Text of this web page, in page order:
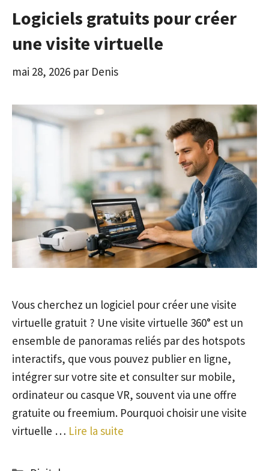
Logiciels gratuits pour créer
une visite virtuelle
mai 28, 2026 par Denis
Vous cherchez un logiciel pour créer une visite
virtuelle gratuit ? Une visite virtuelle 360° est un
ensemble de panoramas reliés par des hotspots
interactifs, que vous pouvez publier en ligne,
intégrer sur votre site et consulter sur mobile,
ordinateur ou casque VR, souvent via une offre
gratuite ou freemium. Pourquoi choisir une visite
virtuelle … Lire la suite